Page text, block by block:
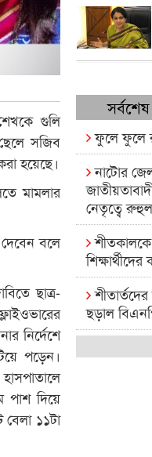
গুলি
সজিব
হয়েছে।
মামলার
বলে
ছাত্র-
নির্দেশে
পড়েন।
পাশ দিয়ে
১১টা
সর্বশেষ
ফুলে ফুলে
নাটোর
নেতৃত্বে
শীতকালকে
শিক্ষার্থীদের
ছড়াল
রাজশাহী